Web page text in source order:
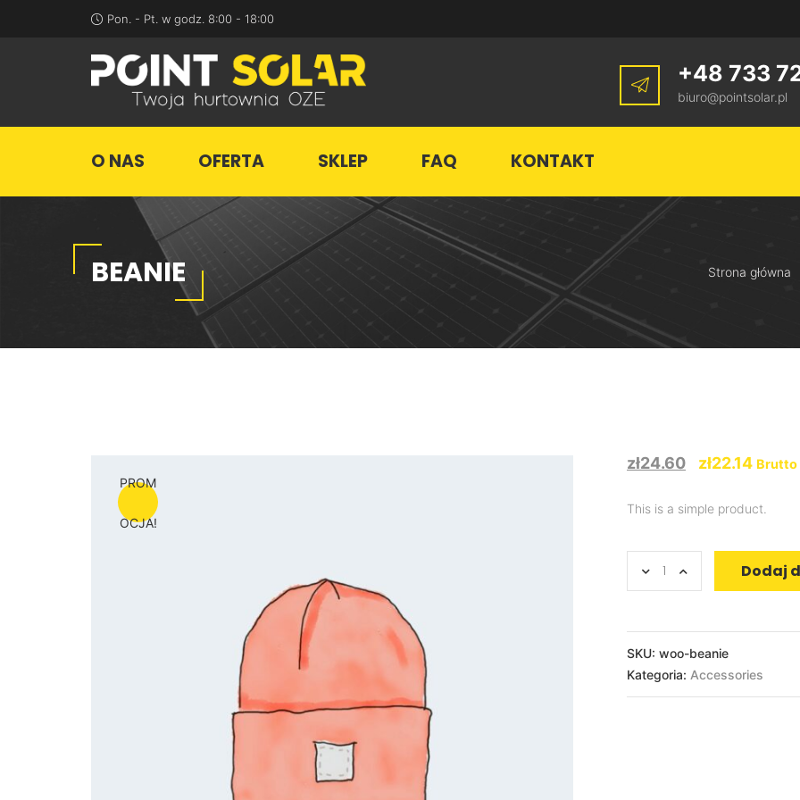
Pon. - Pt. w godz. 8:00 - 18:00
+48 733
biuro@pointsolar.pl
O NAS OFERTA SKLEP FAQ KONTAKT
BEANIE Strona główna
PROM
OCJA!
zł24.60 zł22.14 Brutto
This is a simple product.
Dodaj
SKU: woo-beanie
Kategoria: Accessories